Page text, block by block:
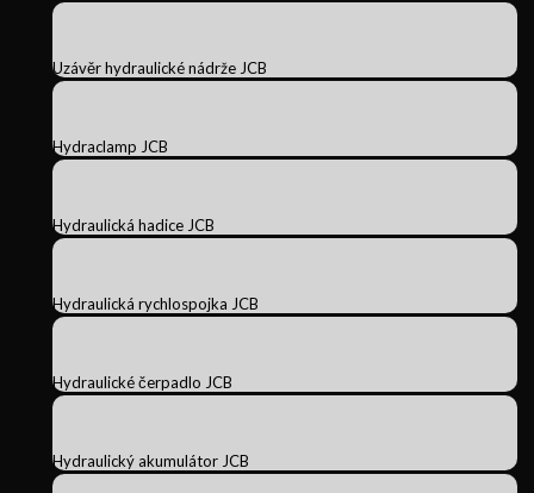
Uzávěr hydraulické nádrže JCB
Hydraclamp JCB
Hydraulická hadice JCB
Hydraulická rychlospojka JCB
Hydraulické čerpadlo JCB
Hydraulický akumulátor JCB